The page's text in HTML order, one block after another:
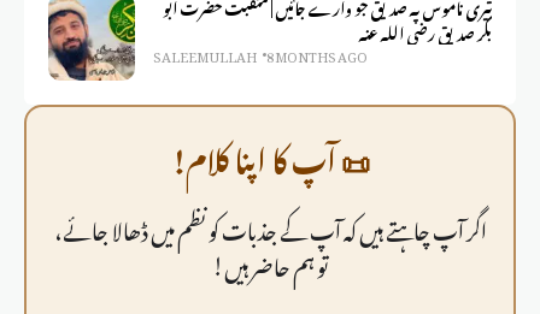
بکر صدیق رضی اللہ عنہ
SALEEM ULLAH 8 MONTHS AGO
📜 آپ کا اپنا کلام!
اگر آپ چاہتے ہیں کہ آپ کے جذبات کو نظم میں ڈھالا جائے،
تو ہم حاضر ہیں!